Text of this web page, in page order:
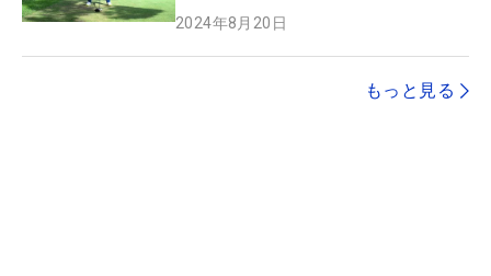
2024年8月20日
もっと見る